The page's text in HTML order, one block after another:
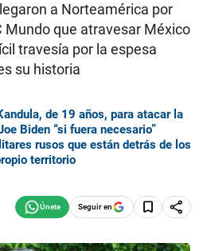
a Norteamérica por
Mundo que atravesar México
travesía por la espesa
su historia
de 19 años, para atacar la
Biden “si fuera necesario”
rusos que están detrás de los
territorio
Seguir en